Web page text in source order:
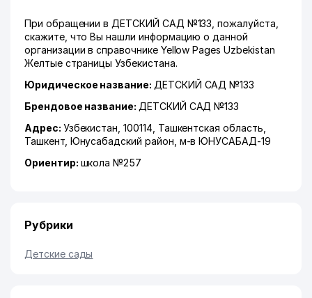
При обращении в ДЕТСКИЙ САД №133, пожалуйста,
скажите, что Вы нашли информацию о данной
организации в справочнике Yellow Pages Uzbekistan
Желтые страницы Узбекистана.
Юридическое название: ДЕТСКИЙ САД №133
Брендовое название: ДЕТСКИЙ САД №133
Адрес: Узбекистан, 100114, Ташкентская область
Ташкент, Юнусабадский район м-в ЮНУСАБАД-19
Ориентир: школа №257
Рубрики
Детские сады